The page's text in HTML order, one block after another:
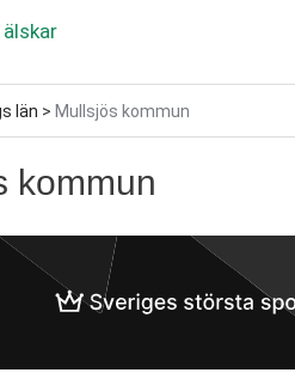
län > Mullsjös kommun
kommun